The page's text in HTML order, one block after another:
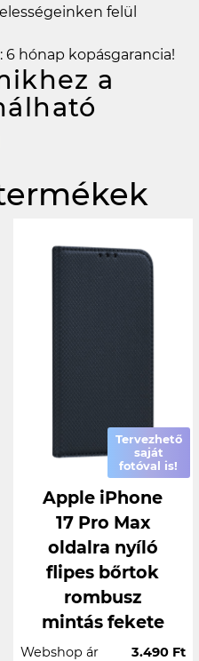
felül
hónap kopásgarancia!
a
Tervezhető
saját
fotóval is!
Apple iPhone
17 Pro Max
oldalra nyíló
flipes bőrtok
rombusz
mintás fekete
Webshop ár
3.490 Ft